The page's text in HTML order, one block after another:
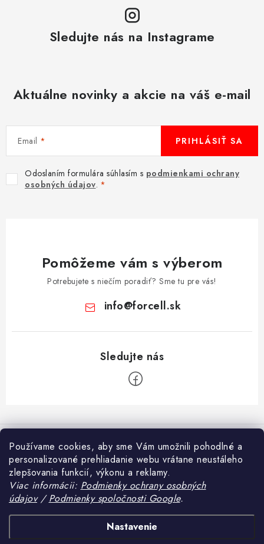
Používame cookies, aby sme Vám umožnili pohodlné a
personalizované prehliadanie webu vrátane neustáleho
zlepšovania funkcií, výkonu a reklamy.
Viac informácii: Podmienky ochrany osobných
údajov/Podmienky spoločnosti Google.
Nastavenie
Sledujte nás na Instagrame
Aktuálne novinky a akcie na váš e-mail
Email
Odoslaním formulára súhlasím s podmienkami ochrany
osobných údajov.
PRIHLÁSIŤ SA
Pomôžeme vám s výberom
Potrebujete s niečím poradiť? Sme tu pre vás!
info@forcell.sk
á
Informácie pre vás
Doprava a platba
Ako nakupovať
Obchodné podmienky
Podmienky ochrany osobných údajov
Prijímame online platby
Blog
Tvrdené sklo alebo fólia na mobil – čo sa viac oplatí?
Heureka.sk